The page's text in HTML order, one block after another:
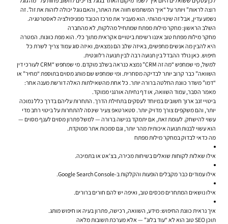
רוצה לראות” ויותר על “איך המשתמש חווה את האתר, והאם גוגל יכולה לזהות את זה”. זה
נשמע עדין, אבל זה שינוי מהותי. הוא מעביר את מרכז הכובד ממניפולציה לאסטרטגיה.
השלב הראשון: מחקר מילות מפתח שמתחיל מהלקוח, לא מהחברה
מחקר מילות מפתח טוב איננו רשימת ביטויים אקראית מתוך כלי. הוא מפת כוונות. המטרה
היא להבין מה אנשים מחפשים, באיזה שלב הם נמצאים, ואיזה סוג עמוד צריך לשרת כל
חיפוש. כאן נולד ההבדל בין תנועה רבה לבין תנועה רלוונטית.
למשל, מי שמחפש “מה זה CRM” נמצא כנראה בשלב מוקדם. מי שמחפש “CRM לעורכי דין
השוואה” כבר קרוב יותר לבדיקה מסחרית. ומי שמחפש שם מותג מסוים בתוספת “מחיר” או
“דמו” משדר כוונת החלטה ברורה יותר. כל אחת מהשאילתות האלה דורשת מענה אחר:
מאמר הסבר, עמוד השוואה, או דף נחיתה אורגני ממוקד.
ביטויי זנב ארוך חשובים במיוחד לעסקים בתחילת הדרך. התחרות עליהם בדרך כלל נמוכה
יותר, והם משקפים צורך מדויק יותר. סטארטאפ צעיר שינסה להתחרות על ביטוי רחב מדי
עשוי להישחק. לעומת זאת, אם יתמקד בנישה ברורה — למשל פתרון מסוים לענף מסוים —
הוא עשוי לבנות תנועה איכותית מהר יותר, וגם סמכות אתר ממוקדת.
מה כדאי לבדוק במחקר מילות מפתח
אילו שאלות לקוחות שואלים בשיחות מכירה, בצ'אט או בתמיכה.
אילו עמודים כבר מקבלים הופעות והקלקות ב-Google Search Console.
אילו נושאים המתחרים מכסים טוב, ואיפה יש להם חורים ברורים.
איך נראית כוונת החיפוש: מידע, השוואה, רכישה, פתרון בעיה או חיפוש מותג.
תוכן SEO טוב הוא לא “עוד בלוג” — אלא מערכת תשובות מלאה